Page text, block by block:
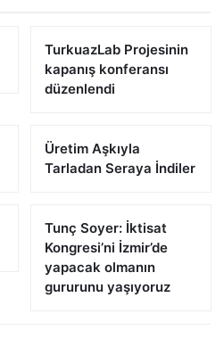
TurkuazLab Projesinin
kapanış konferansı
düzenlendi
Üretim Aşkıyla
Tarladan Seraya İndiler
Tunç Soyer: İktisat
Kongresi’ni İzmir’de
yapacak olmanın
gururunu yaşıyoruz